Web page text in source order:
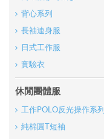
背心系列
長袖連身服
日式工作服
實驗衣
休閒團體服
工作POLO反光操作系列
純棉圓T短袖